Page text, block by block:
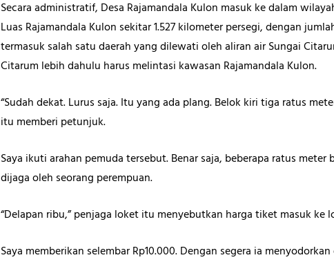
Secara administratif, Desa Rajamandala Kulon masuk ke dalam
Luas Rajamandala Kulon sekitar 1.527 kilometer persegi, dengan
termasuk salah satu daerah yang dilewati oleh aliran air Sungai
Citarum lebih dahulu harus melintasi kawasan Rajamandala Kulon.
“Sudah dekat. Lurus saja. Itu yang ada plang. Belok kiri tiga ratus
itu memberi petunjuk.
Saya ikuti arahan pemuda tersebut. Benar saja, beberapa ratus
dijaga oleh seorang perempuan.
“Delapan ribu,” penjaga loket itu menyebutkan harga tiket masuk ke
Saya memberikan selembar Rp10.000. Dengan segera ia